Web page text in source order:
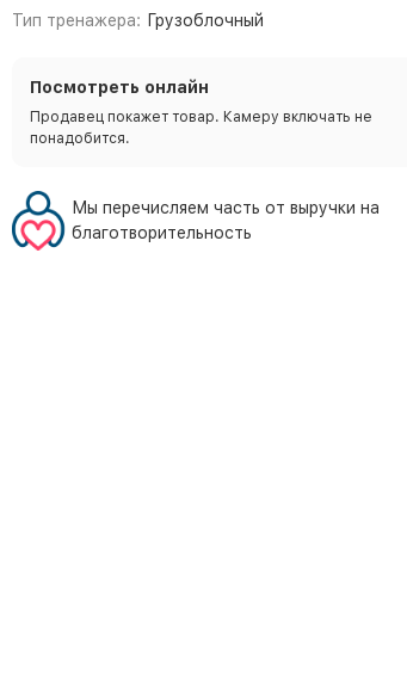
Тип тренажера: Грузоблочный
Посмотреть онлайн
Продавец покажет товар. Камеру включать не
понадобится.
Мы перечисляем часть от выручки на
благотворительность